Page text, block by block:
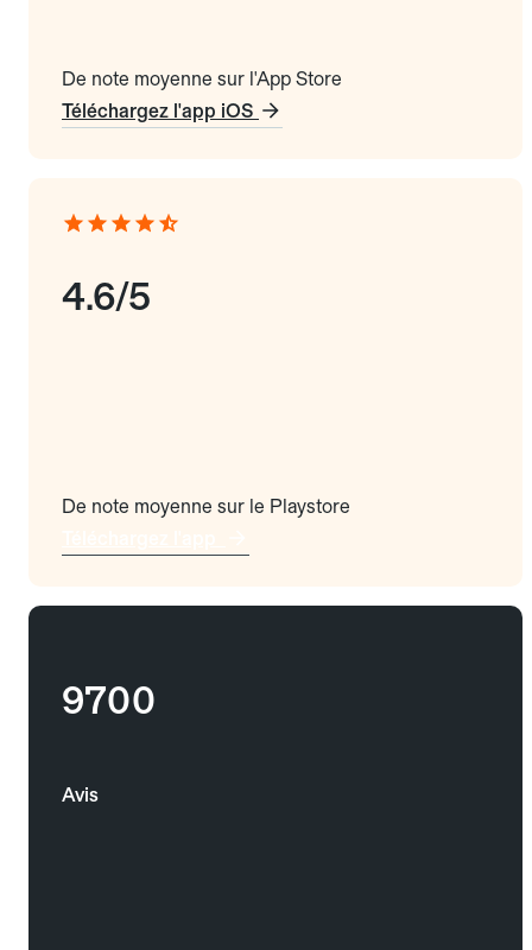
De note moyenne sur l'App Store
Téléchargez l'app iOS
4.6/5
De note moyenne sur le Playstore
9700
Avis